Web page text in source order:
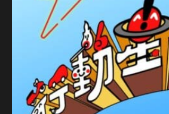
cdzucOFOOY3CBe1w⁠ 相關新聞：